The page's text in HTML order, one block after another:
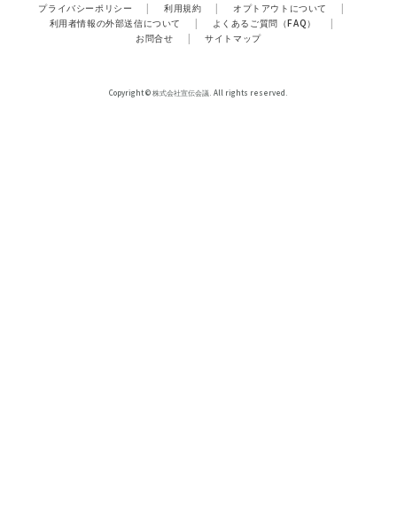
プライバシーポリシー
| 利用規約 | オプトアウトについて
|
利用者情報の外部送信について
| よくあるご質問（FAQ）
|
お問合せ
| サイトマップ
Copyright © 株式会社宣伝会議. All rights reserved.